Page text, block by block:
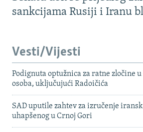
sankcijama Rusiji i Iranu
Vesti/Vijesti
Podignuta optužnica za ratne zločine
osoba, uključujući Radoičića
SAD uputile zahtev za izručenje
uhapšenog u Crnoj Gori